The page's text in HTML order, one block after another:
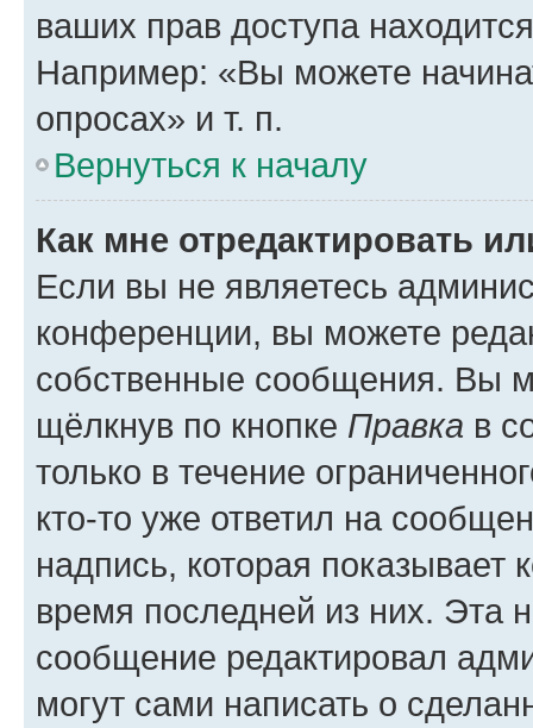
ваших прав доступа
Например: «Вы можете
опросах» и т. п.
Вернуться к началу
Как мне отредактировать
Если вы не являетесь
конференции, вы можете
собственные сообщения. Вы
щёлкнув по кнопке Правка в
только в течение
кто-то уже ответил на
надпись, которая показывает
время последней из них. Эта
сообщение редактировал
могут сами написать о